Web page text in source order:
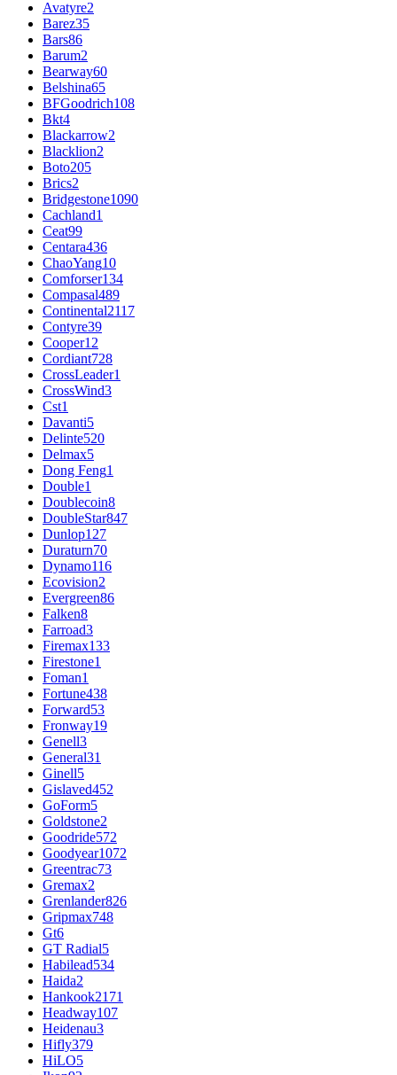
Avatyre2
Barez35
Bars86
Barum2
Bearway60
Belshina65
BFGoodrich108
Bkt4
Blackarrow2
Blacklion2
Boto205
Brics2
Bridgestone1090
Cachland1
Ceat99
Centara436
ChaoYang10
Comforser134
Compasal489
Continental2117
Contyre39
Cooper12
Cordiant728
CrossLeader1
CrossWind3
Cst1
Davanti5
Delinte520
Delmax5
Dong Feng1
Double1
Doublecoin8
DoubleStar847
Dunlop127
Duraturn70
Dynamo116
Ecovision2
Evergreen86
Falken8
Farroad3
Firemax133
Firestone1
Foman1
Fortune438
Forward53
Fronway19
Genell3
General31
Ginell5
Gislaved452
GoForm5
Goldstone2
Goodride572
Goodyear1072
Greentrac73
Gremax2
Grenlander826
Gripmax748
Gt6
GT Radial5
Habilead534
Haida2
Hankook2171
Headway107
Heidenau3
Hifly379
HiLO5